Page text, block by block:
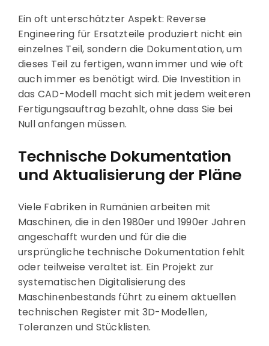
Ein oft unterschätzter Aspekt: Reverse
Engineering für Ersatzteile produziert nicht ein
einzelnes Teil, sondern die Dokumentation, um
dieses Teil zu fertigen, wann immer und wie oft
auch immer es benötigt wird. Die Investition in
das CAD-Modell macht sich mit jedem weiteren
Fertigungsauftrag bezahlt, ohne dass Sie bei
Null anfangen müssen.
Technische Dokumentation
und Aktualisierung der Pläne
Viele Fabriken in Rumänien arbeiten mit
Maschinen, die in den 1980er und 1990er Jahren
angeschafft wurden und für die die
ursprüngliche technische Dokumentation fehlt
oder teilweise veraltet ist. Ein Projekt zur
systematischen Digitalisierung des
Maschinenbestands führt zu einem aktuellen
technischen Register mit 3D-Modellen,
Toleranzen und Stücklisten.